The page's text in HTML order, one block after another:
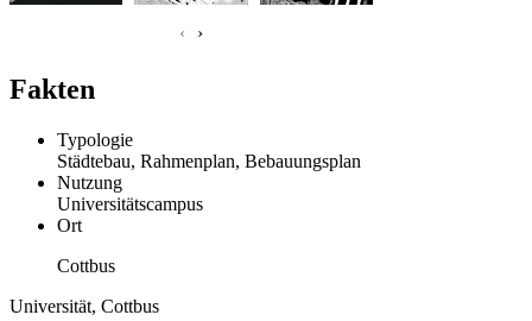
‹ ›
Fakten
Typologie
Städtebau, Rahmenplan, Bebauungsplan
Nutzung
Universitätscampus
Ort
Cottbus
Universität, Cottbus